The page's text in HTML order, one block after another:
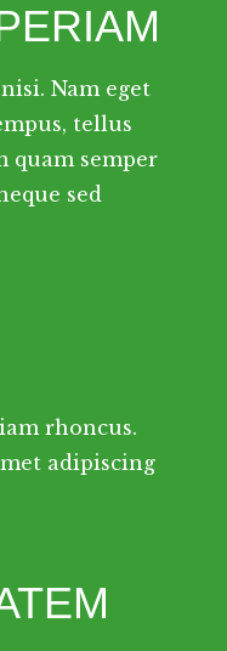
Nam eget
tellus
quam semper
sed
rhoncus.
adipiscing